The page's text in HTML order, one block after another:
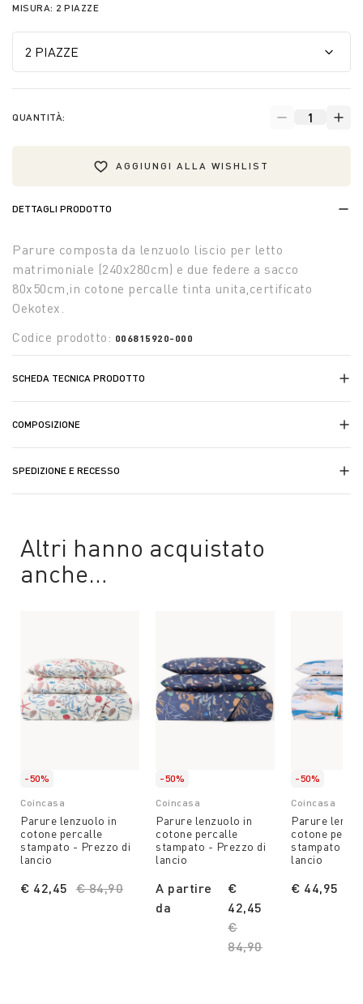
MISURA: 2 PIAZZE
QUANTITÀ:
AGGIUNGI ALLA WISHLIST
DETTAGLI PRODOTTO
Parure composta da lenzuolo liscio per letto
matrimoniale (240x280cm) e due federe a sacco
80x50cm,in cotone percalle tinta unita,certificato
Oekotex.
Codice prodotto: 006815920-000
SCHEDA TECNICA PRODOTTO
COMPOSIZIONE
SPEDIZIONE E RECESSO
Altri hanno acquistato
anche…
-50%
Coincasa
Parure lenzuolo in
cotone percalle
stampato - Prezzo di
lancio
Price reduced from
€ 84,90
€ 42,45
-50%
Coincasa
Parure lenzuolo in
cotone percalle
stampato - Prezzo di
lancio
A partire
da
Price reduced from
€
84,90to
€
42,45
-50%
Coincasa
Parure
cotone
stampato -
lancio
€ 44,95